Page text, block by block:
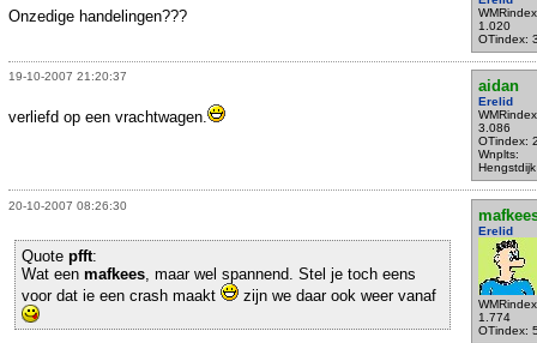
1.020
OTindex:
Onzedige handelingen???
19-10-2007 21:20:37
aidan
Erelid
3.086
OTindex:
Wnplts:
Hengstdijk
verliefd op een vrachtwagen.
20-10-2007 08:26:30
Erelid
1.774
OTindex:
Quote pfft:
Wat een mafkees , maar wel spannend. Stel je toch eens
voor dat ie een crash maakt
zijn we daar ook weer vanaf